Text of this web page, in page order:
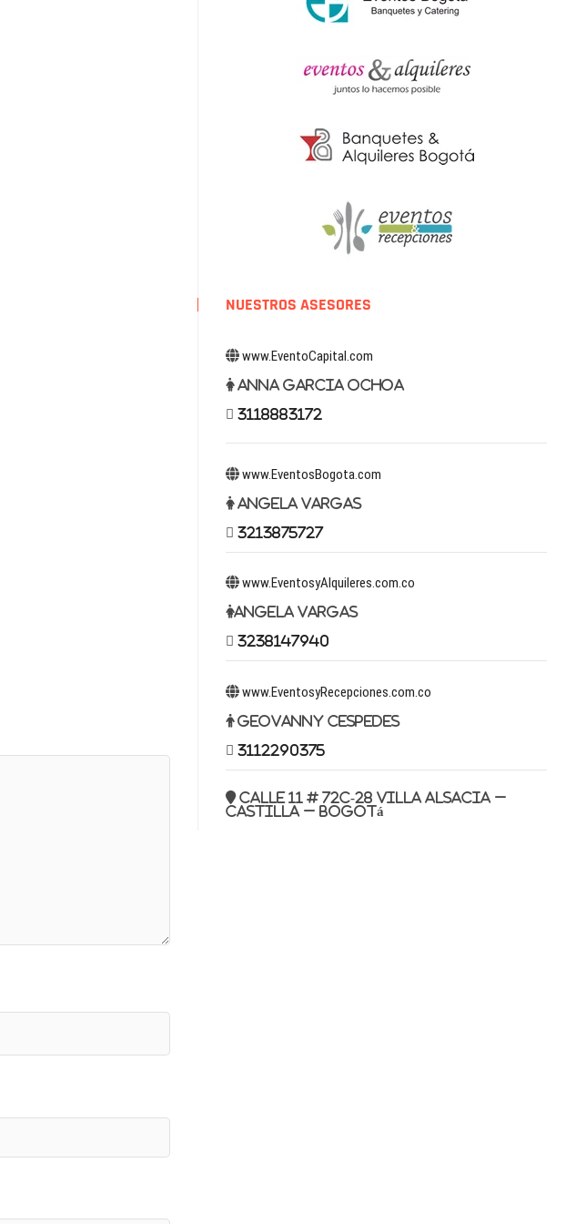
NUESTROS ASESORES
www.EventoCapital.com
Anna Garcia Ochoa
3118883172
www.EventosBogota.com
Angela Vargas
3213875727
www.EventosyAlquileres.com.co
Angela Vargas
3238147940
www.EventosyRecepciones.com.co
Geovanny Cespedes
3112290375
Calle 11 # 72c-28 Villa Alsacia –
Castilla – Bogotá